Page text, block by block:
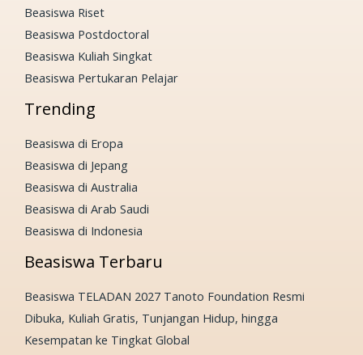
Beasiswa Riset
Beasiswa Postdoctoral
Beasiswa Kuliah Singkat
Beasiswa Pertukaran Pelajar
Trending
Beasiswa di Eropa
Beasiswa di Jepang
Beasiswa di Australia
Beasiswa di Arab Saudi
Beasiswa di Indonesia
Beasiswa Terbaru
Beasiswa TELADAN 2027 Tanoto Foundation Resmi
Dibuka, Kuliah Gratis, Tunjangan Hidup, hingga
Kesempatan ke Tingkat Global